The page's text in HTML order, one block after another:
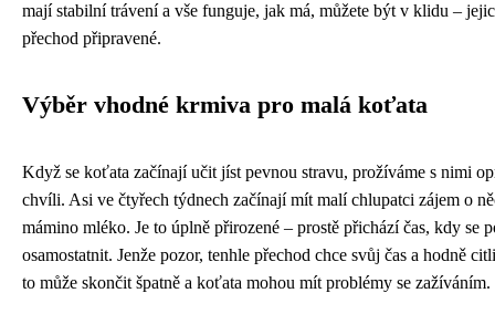
mají stabilní trávení a vše funguje, jak má, můžete být v klidu –
přechod připravené.
Výběr vhodné krmiva pro malá koťata
Když se koťata začínají učit jíst pevnou stravu, prožíváme s nimi
chvíli. Asi ve čtyřech týdnech začínají mít malí chlupatci zájem o
mámino mléko. Je to úplně přirozené – prostě přichází čas, kdy se
osamostatnit. Jenže pozor, tenhle přechod chce svůj čas a hodně
to může skončit špatně a koťata mohou mít problémy se zažíváním.